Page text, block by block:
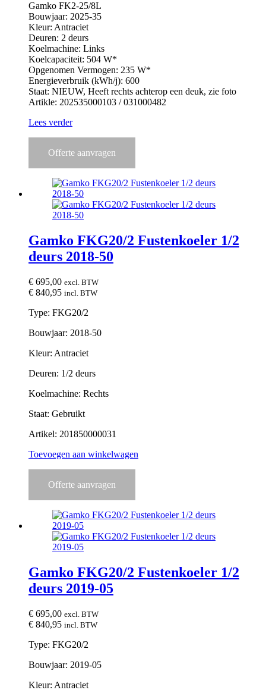
€ 2.896,00.
Gamko FK2-25/8L
Bouwjaar: 2025-35
Kleur: Antraciet
Deuren: 2 deurs
Koelmachine: Links
Koelcapaciteit: 504 W*
Opgenomen Vermogen: 235 W*
Energieverbruik (kWh/j): 600
Staat: NIEUW, Heeft rechts achterop een deuk, zie foto
Artikle: 202535000103 / 031000482
Lees verder
Offerte aanvragen
Gamko FKG20/2 Fustenkoeler 1/2
deurs 2018-50
€ 695,00 excl. BTW
€ 840,95 incl. BTW
Type: FKG20/2
Bouwjaar: 2018-50
Kleur: Antraciet
Deuren: 1/2 deurs
Koelmachine: Rechts
Staat: Gebruikt
Artikel: 201850000031
Toevoegen aan winkelwagen
Offerte aanvragen
Gamko FKG20/2 Fustenkoeler 1/2
deurs 2019-05
€ 695,00 excl. BTW
€ 840,95 incl. BTW
Type: FKG20/2
Bouwjaar: 2019-05
Kleur: Antraciet